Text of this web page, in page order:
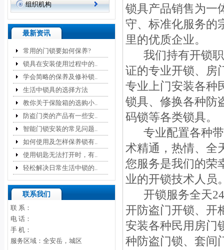
组织机构
最新资讯
常用的门锁要如何保养?
锁具在安装使用过程中的..
学会简略的保养及修补锁..
生活中锁具的选择方法
教你关于保险箱的选购小..
防盗门类的产品有一些安..
智能门锁安装的常见问题..
如何使用及怎样保养锁有..
使用钥匙无法打开时，有..
轻松解决日常生活中锁的..
联系我们
联 系：
电 话：
手 机：
服务区域：全安岳，城区
锁具产品销售为一
守、标准化服务的
里的优质企业。
我们持有开锁
证的专业开锁、房
专业上门安装各种
锁具、修换各种防
码锁等各类锁具。
专业配置各种
术精通，热情、全
您服务是我们的荣
业的开锁技术人员
开锁服务全天
开防盗门开锁、开
安装各种民用房门
种防盗门锁、套间